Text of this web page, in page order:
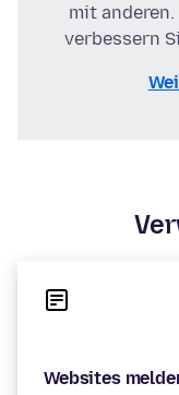
mit
verbessern
Websites